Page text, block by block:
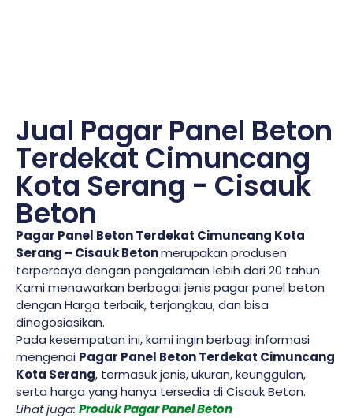
Jual Pagar Panel Beton
Terdekat Cimuncang
Kota Serang - Cisauk
Beton
Pagar Panel Beton Terdekat Cimuncang Kota
Serang – Cisauk Betonmerupakan produsen
terpercaya dengan pengalaman lebih dari 20 tahun.
Kami menawarkan berbagai jenis pagar panel beton
dengan Harga terbaik, terjangkau, dan bisa
dinegosiasikan.
Pada kesempatan ini, kami ingin berbagi informasi
mengenai Pagar Panel Beton Terdekat Cimuncang
Kota Serang, termasuk jenis, ukuran, keunggulan,
serta harga yang hanya tersedia di Cisauk Beton.
Lihat juga: Produk Pagar Panel Beton